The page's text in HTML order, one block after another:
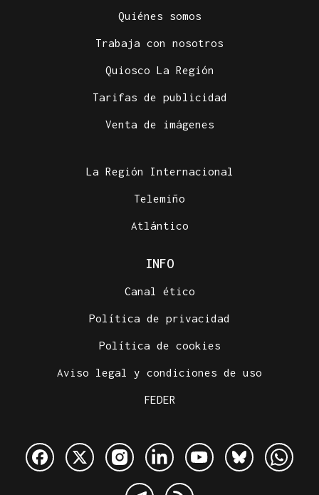
Quiénes somos
Trabaja con nosotros
Quiosco La Región
Tarifas de publicidad
Venta de imágenes
La Región Internacional
Telemiño
Atlántico
INFO
Canal ético
Política de privacidad
Política de cookies
Aviso legal y condiciones de uso
FEDER